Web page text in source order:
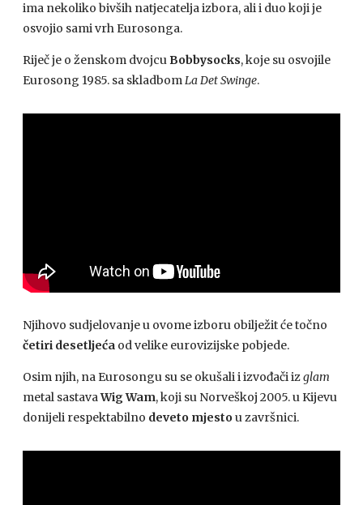
ima nekoliko bivših natjecatelja izbora, ali i duo koji je
osvojio sami vrh Eurosonga.
Riječ je o ženskom dvojcuBobbysocks, koje su osvojile
Eurosong 1985. sa skladbomLa Det Swinge.
Njihovo sudjelovanje u ovome izboru obilježit će točno
četiri desetljeća od velike eurovizijske pobjede.
Osim njih, na Eurosongu su se okušali i izvođači izglam
metal sastavaWig Wam, koji su Norveškoj 2005. u Kijevu
donijeli respektabilno deveto mjestou završnici.